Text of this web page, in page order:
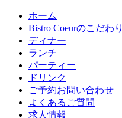
ホーム
Bistro Coeurのこだわり
ディナー
ランチ
パーティー
ドリンク
ご予約お問い合わせ
よくあるご質問
求人情報